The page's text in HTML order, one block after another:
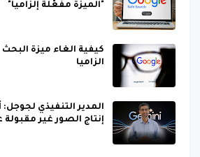
"الميزة مفعّلة إلزامياً"
كيفية الغاء ميزة
الزاميا
إنتاج الصور غير مقبولة